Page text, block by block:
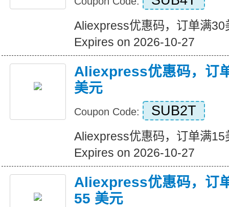
Aliexpress优惠码，订单满30
Expires on 2026-10-27
Aliexpress优惠码，订
美元
Coupon Code: SUB2T
Aliexpress优惠码，订单满15
Expires on 2026-10-27
Aliexpress优惠码，订
55 美元